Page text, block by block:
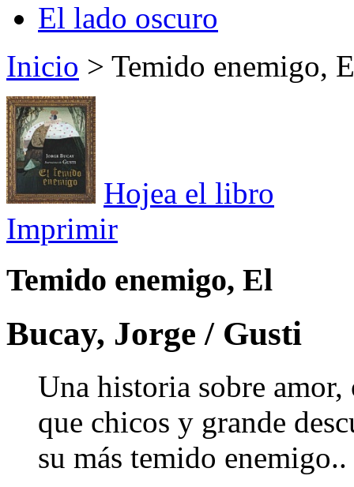
El lado oscuro
Inicio > Temido enemigo,
Hojea el libro
Imprimir
Temido enemigo, El
Bucay, Jorge / Gusti
Una historia sobre
que chicos y grande
su más temido enemigo..